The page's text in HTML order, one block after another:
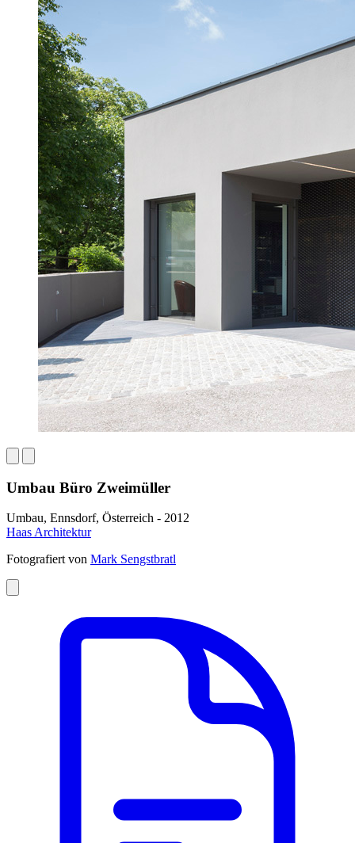
Umbau Büro Zweimüller
Umbau, Ennsdorf‎, Österreich - 2012
Haas Architektur
Fotografiert von Mark Sengstbratl